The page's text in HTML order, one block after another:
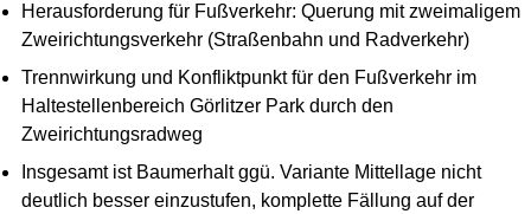
Herausforderung für Fußverkehr: Querung mit zweimaligem
Zweirichtungsverkehr (Straßenbahn und Radverkehr)
Trennwirkung und Konfliktpunkt für den Fußverkehr im
Haltestellenbereich Görlitzer Park durch den
Zweirichtungsradweg
Insgesamt ist Baumerhalt ggü. Variante Mittellage nicht
deutlich besser einzustufen, komplette Fällung auf der